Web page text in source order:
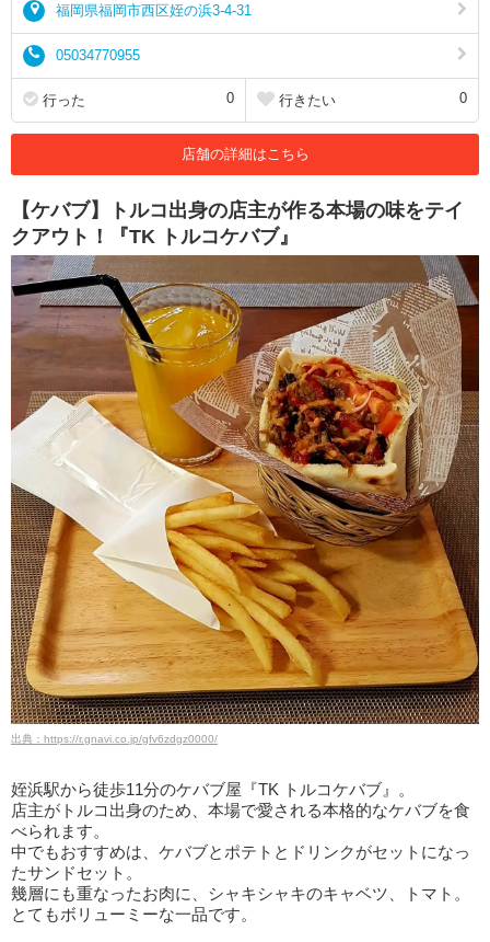
福岡県福岡市西区姪の浜3-4-31
05034770955
行った 0 行きたい 0
店舗の詳細はこちら
【ケバブ】トルコ出身の店主が作る本場の味をテイ
クアウト！『TK トルコケバブ』
出典：https://r.gnavi.co.jp/gfv6zdgz0000/
姪浜駅から徒歩11分のケバブ屋『TK トルコケバブ』。
店主がトルコ出身のため、本場で愛される本格的なケバブを食
べられます。
中でもおすすめは、ケバブとポテトとドリンクがセットになっ
たサンドセット。
幾層にも重なったお肉に、シャキシャキのキャベツ、トマト。
とてもボリューミーな一品です。